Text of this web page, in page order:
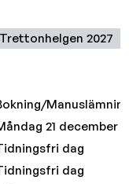
2027
21 december
dag
dag